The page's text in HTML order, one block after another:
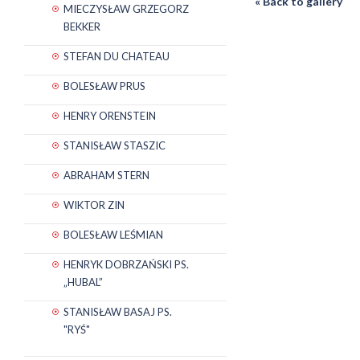
MIECZYSŁAW GRZEGORZ
BEKKER
STEFAN DU CHATEAU
BOLESŁAW PRUS
HENRY ORENSTEIN
STANISŁAW STASZIC
ABRAHAM STERN
WIKTOR ZIN
BOLESŁAW LEŚMIAN
HENRYK DOBRZAŃSKI PS.
„HUBAL”
STANISŁAW BASAJ PS.
"RYŚ"